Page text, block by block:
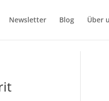
Newsletter Blog Über